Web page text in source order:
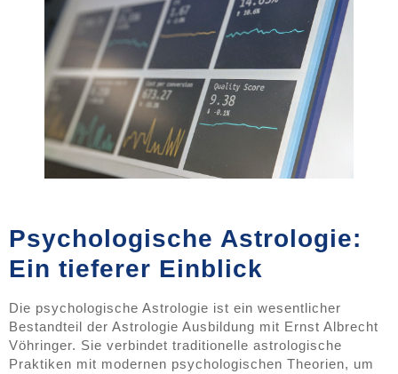
Psychologische Astrologie:
Ein tieferer Einblick
Die psychologische Astrologie ist ein wesentlicher
Bestandteil der Astrologie Ausbildung mit Ernst Albrecht
Vöhringer. Sie verbindet traditionelle astrologische
Praktiken mit modernen psychologischen Theorien, um